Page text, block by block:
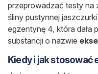
przeprowadzać testy na
śliny pustynnej
egzentynę 4, która dała
substancji o nazwie
Kiedy i jak stosować